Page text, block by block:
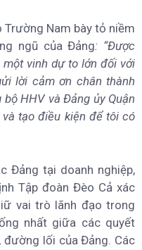
Trường Nam bày tỏ niềm
ngũ của Đảng: “Được
vinh dự to lớn đối với
lời cảm ơn chân thành
HHV và Đảng ủy Quận
tạo điều kiện để tôi có
Đảng tại doanh nghiệp,
Tập đoàn Đèo Cả xác
vai trò lãnh đạo trong
nhất giữa các quyết
lối của Đảng. Các